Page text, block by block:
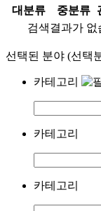
대분류
중분류
검색결과가 없
선택된 분야 (선택
카테고리
카테고리
카테고리